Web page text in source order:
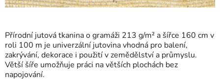
Přírodní jutová tkanina o gramáži 213 g/m² a šířce 160 cm v
roli 100 m je univerzální jutovina vhodná pro balení,
zakrývání, dekorace i použití v zemědělství a průmyslu.
Větší šíře umožňuje práci na větších plochách bez
napojování.